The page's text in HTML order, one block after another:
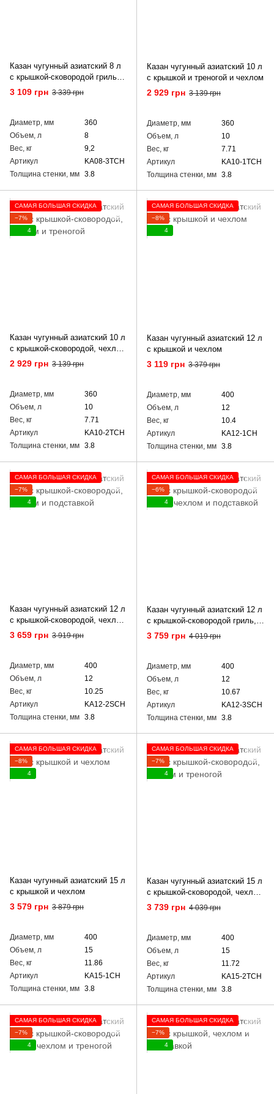
Казан чугунный азиатский 8 л
с крышкой-сковородой гриль,
треногой и чехлом
3 109 грн 3 339 грн
Диаметр, мм
360
Объем, л
8
Вес, кг
9,2
Артикул
KA08-3TCH
Толщина стенки, мм 3.8
Казан чугунный азиатский 10 л
с крышкой и треногой и чехлом
2 929 грн 3 139 грн
Диаметр, мм
360
Объем, л
10
Вес, кг
7.71
Артикул
KA10-1TCH
Толщина стенки, мм 3.8
САМАЯ БОЛЬШАЯ СКИДКА
−7%
4
Казан чугунный азиатский 10 л
с крышкой-сковородой, чехлом
и треногой
2 929 грн 3 139 грн
Диаметр, мм
360
Объем, л
10
Вес, кг
7.71
Артикул
KA10-2TCH
Толщина стенки, мм 3.8
САМАЯ БОЛЬШАЯ СКИДКА
−8%
4
Казан чугунный азиатский 12 л
с крышкой и чехлом
3 119 грн 3 379 грн
Диаметр, мм
400
Объем, л
12
Вес, кг
10.4
Артикул
KA12-1CH
Толщина стенки, мм 3.8
САМАЯ БОЛЬШАЯ СКИДКА
−7%
4
Казан чугунный азиатский 12 л
с крышкой-сковородой, чехлом
и подставкой
3 659 грн 3 919 грн
Диаметр, мм
400
Объем, л
12
Вес, кг
10.25
Артикул
KA12-2SCH
Толщина стенки, мм 3.8
САМАЯ БОЛЬШАЯ СКИДКА
−6%
4
Казан чугунный азиатский 12 л
с крышкой-сковородой гриль,
чехлом и подставкой
3 759 грн 4 019 грн
Диаметр, мм
400
Объем, л
12
Вес, кг
10.67
Артикул
KA12-3SCH
Толщина стенки, мм 3.8
САМАЯ БОЛЬШАЯ СКИДКА
−8%
4
Казан чугунный азиатский 15 л
с крышкой и чехлом
3 579 грн 3 879 грн
Диаметр, мм
400
Объем, л
15
Вес, кг
11.86
Артикул
KA15-1CH
Толщина стенки, мм 3.8
САМАЯ БОЛЬШАЯ СКИДКА
−7%
4
Казан чугунный азиатский 15 л
с крышкой-сковородой, чехлом
и треногой
3 739 грн 4 039 грн
Диаметр, мм
400
Объем, л
15
Вес, кг
11.72
Артикул
KA15-2TCH
Толщина стенки, мм 3.8
САМАЯ БОЛЬШАЯ СКИДКА
−7%
4
САМАЯ БОЛЬШАЯ СКИДКА
−7%
4